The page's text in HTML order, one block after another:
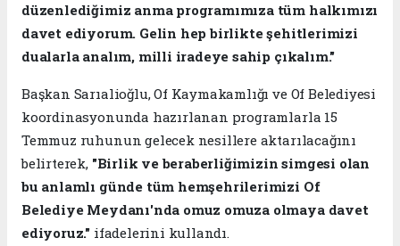
düzenlediğimiz anma programımıza tüm halkımızı
davet ediyorum. Gelin hep birlikte şehitlerimizi
dualarla analım, milli iradeye sahip çıkalım."
Başkan Sarıalioğlu, Of Kaymakamlığı ve Of Belediyesi
koordinasyonunda hazırlanan programlarla 15
Temmuz ruhunun gelecek nesillere aktarılacağını
belirterek, "Birlik ve beraberliğimizin simgesi olan
bu anlamlı günde tüm hemşehrilerimizi Of
Belediye Meydanı'nda omuz omuza olmaya davet
ediyoruz." ifadelerini kullandı.